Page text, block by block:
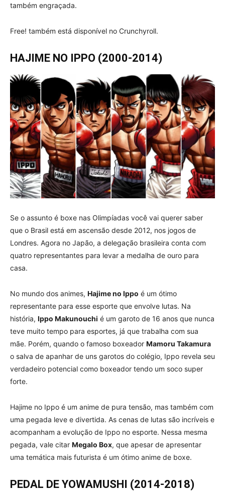
também engraçada.
Free! também está disponível no Crunchyroll.
HAJIME NO IPPO (2000-2014)
Se o assunto é boxe nas Olimpíadas você vai querer saber
que o Brasil está em ascensão desde 2012, nos jogos de
Londres. Agora no Japão, a delegação brasileira conta com
quatro representantes para levar a medalha de ouro para
casa.
No mundo dos animes, Hajime no Ippo é um ótimo
representante para esse esporte que envolve lutas. Na
história, Ippo Makunouchi é um garoto de 16 anos que nunca
teve muito tempo para esportes, já que trabalha com sua
mãe. Porém, quando o famoso boxeador Mamoru Takamura
o salva de apanhar de uns garotos do colégio, Ippo revela seu
verdadeiro potencial como boxeador tendo um soco super
forte.
Hajime no Ippo é um anime de pura tensão, mas também com
uma pegada leve e divertida. As cenas de lutas são incríveis e
acompanham a evolução de Ippo no esporte. Nessa mesma
pegada, vale citar Megalo Box, que apesar de apresentar
uma temática mais futurista é um ótimo anime de boxe.
PEDAL DE YOWAMUSHI (2014-2018)